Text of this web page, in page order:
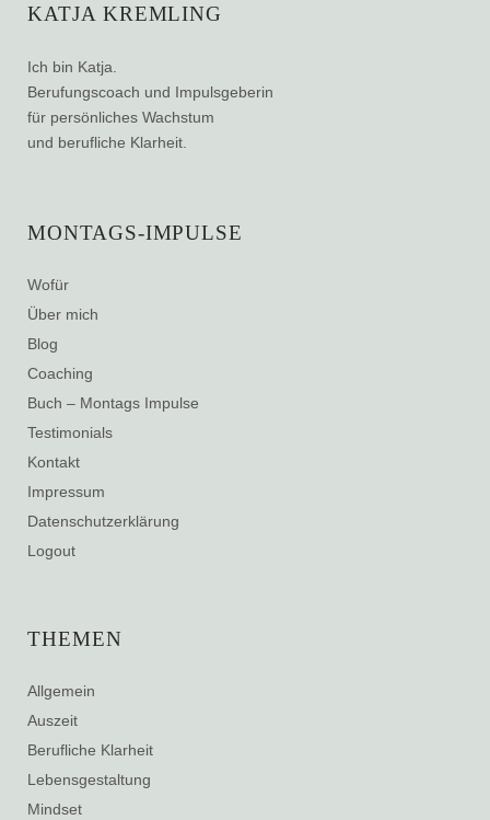
KATJA KREMLING
Ich bin Katja.
Berufungscoach und Impulsgeberin
für persönliches Wachstum
und berufliche Klarheit.
MONTAGS-IMPULSE
Wofür
Über mich
Blog
Coaching
Buch – Montags Impulse
Testimonials
Kontakt
Impressum
Datenschutzerklärung
Logout
THEMEN
Allgemein
Auszeit
Berufliche Klarheit
Lebensgestaltung
Mindset